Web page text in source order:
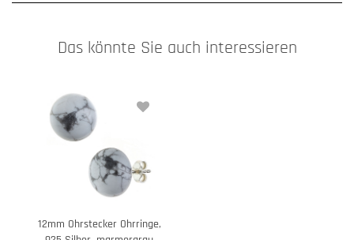
Das könnte Sie auch interessieren
12mm Ohrstecker Ohrringe,